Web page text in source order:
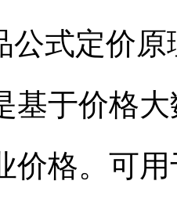
公式定价
基于价格
价格。可